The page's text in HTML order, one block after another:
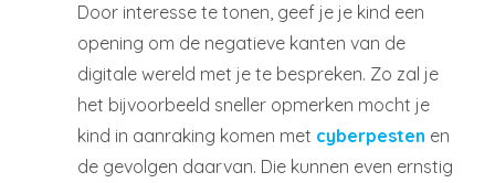
Door interesse te tonen, geef je je kind een
opening om de negatieve kanten van de
digitale wereld met je te bespreken. Zo zal je
het bijvoorbeeld sneller opmerken mocht je
kind in aanraking komen met cyberpesten en
de gevolgen daarvan. Die kunnen even ernstig